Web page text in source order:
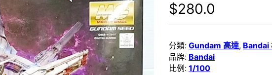
$280.0
分類: Gundam 高達, Bandai
品牌: Bandai
比例: 1/100